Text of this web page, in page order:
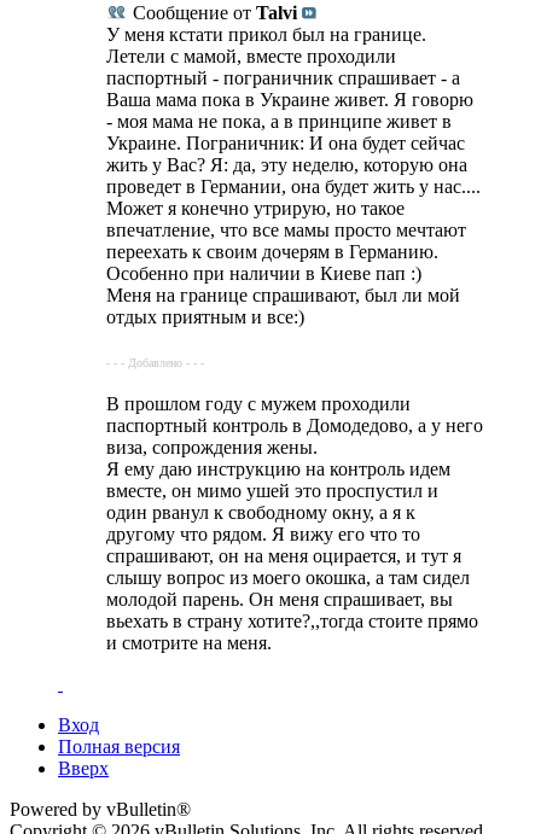
Сообщение от Talvi
У меня кстати прикол был на границе.
Летели с мамой, вместе проходили
паспортный - пограничник спрашивает - а
Ваша мама пока в Украине живет. Я говорю
- моя мама не пока, а в принципе живет в
Украине. Пограничник: И она будет сейчас
жить у Вас? Я: да, эту неделю, которую она
проведет в Германии, она будет жить у нас....
Может я конечно утрирую, но такое
впечатление, что все мамы просто мечтают
переехать к своим дочерям в Германию.
Особенно при наличии в Киеве пап :)
Меня на границе спрашивают, был ли мой
отдых приятным и все:)
- - - Добавлено - - -
В прошлом году с мужем проходили
паспортный контроль в Домодедово, а у него
виза, сопрождения жены.
Я ему даю инструкцию на контроль идем
вместе, он мимо ушей это проспустил и
один рванул к свободному окну, а я к
другому что рядом. Я вижу его что то
спрашивают, он на меня оцирается, и тут я
слышу вопрос из моего окошка, а там сидел
молодой парень. Он меня спрашивает, вы
вьехать в страну хотите?,,тогда стоите прямо
и смотрите на меня.
Вход
Полная версия
Вверх
Powered by vBulletin®